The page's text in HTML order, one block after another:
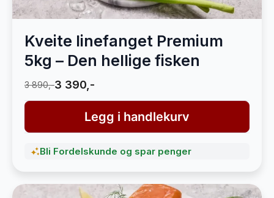
Kveite linefanget Premium
5kg – Den hellige fisken
3 890,-3 390,-
Legg i handlekurv
Bli Fordelskunde og spar penger